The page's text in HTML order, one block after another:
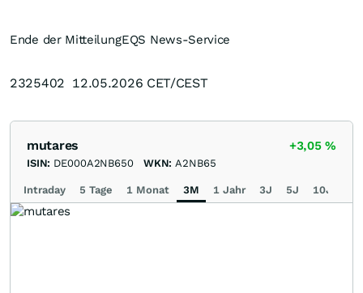
Ende der MitteilungEQS News-Service
2325402 12.05.2026 CET/CEST
mutares +3,05%
ISIN: DE000A2NB650 WKN: A2NB65
Intraday 5 Tage 1 Monat 3M 1 Jahr 3J 5J 10J